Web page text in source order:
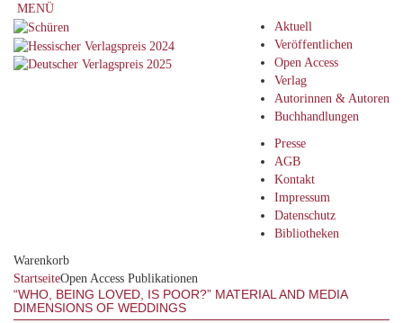
MENÜ
Aktuell
Veröffentlichen
Open Access
Verlag
Autorinnen & Autoren
Buchhandlungen
Presse
AGB
Kontakt
Impressum
Datenschutz
Bibliotheken
Warenkorb
StartseiteOpen Access Publikationen
“WHO, BEING LOVED, IS POOR?” MATERIAL AND MEDIA
DIMENSIONS OF WEDDINGS